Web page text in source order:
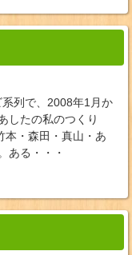
系列で、2008年1月か
したの私のつくり
本・森田・真山・あ
ある・・・